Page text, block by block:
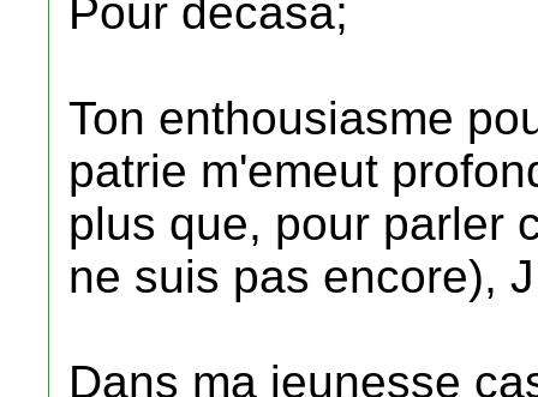
Pour decasa;
Ton enthousiasme
patrie m'emeut
plus que, pour parler
ne suis pas encore),
Dans ma jeunesse